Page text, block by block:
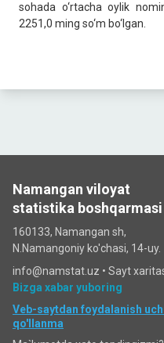
sohada o‘rtacha oylik
2251,0 ming so‘m bo‘lgan.
Namangan viloyat
statistika boshqarmasi
160133, Namangan sh,
N.Namangoniy ko'chasi, 14-uy.
info@namstat.uz • Sayt
Bizga xabar yuboring
Veb-saytdan foydalanish
qo'llanma